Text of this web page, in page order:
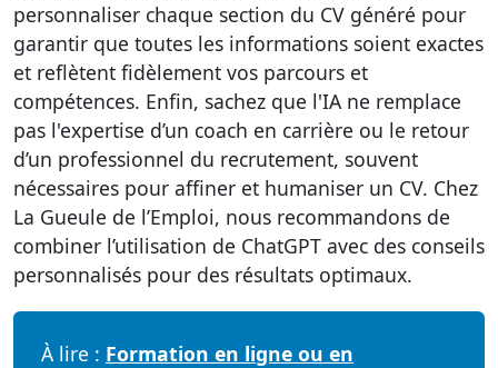
personnaliser chaque section du CV généré pour
garantir que toutes les informations soient exactes
et reflètent fidèlement vos parcours et
compétences. Enfin, sachez que l'IA ne remplace
pas l'expertise d’un coach en carrière ou le retour
d’un professionnel du recrutement, souvent
nécessaires pour affiner et humaniser un CV. Chez
La Gueule de l’Emploi, nous recommandons de
combiner l’utilisation de ChatGPT avec des conseils
personnalisés pour des résultats optimaux.
À lire : Formation en ligne ou en